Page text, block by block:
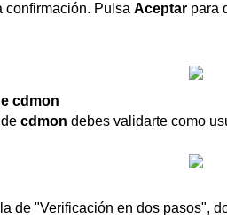
confirmación. Pulsa Aceptar para
cdmon
cdmon debes validarte como
de "Verificación en dos pasos",